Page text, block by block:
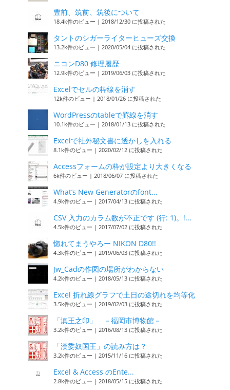
豊前、筑前、筑後について
18.4k件のビュー | 2018/12/30 に投稿された
タントのシガーライターヒューズ交換
13.2k件のビュー | 2020/05/04 に投稿された
ニコンD80 修理履歴
12.9k件のビュー | 2019/06/03 に投稿された
Excelでセルの枠線を消す
12k件のビュー | 2018/01/26 に投稿された
WordPressのtableで罫線を消す
10.1k件のビュー | 2018/01/13 に投稿された
Excelで社外秘文書に透かしを入れる
8.1k件のビュー | 2020/02/12 に投稿された
Accessフォームの枠が設定より大きくなる
6k件のビュー | 2018/06/07 に投稿された
What’s New Generatorのfont...
4.9k件のビュー | 2017/04/13 に投稿された
CSV 入力のカラム数が不正です (行: 1)。!...
4.5k件のビュー | 2017/07/02 に投稿された
惚れてまうやろー NIKON D80!!
4.3k件のビュー | 2019/06/03 に投稿された
Jw_Cadの作図の場所がわからない
4.2k件のビュー | 2018/05/13 に投稿された
Excel 折れ線グラフで土日の途切れを均等化
3.5k件のビュー | 2019/02/03 に投稿された
「滇王之印」 －福岡市博物館－
3.2k件のビュー | 2016/08/13 に投稿された
「漢委奴国王」の読み方は？
3.2k件のビュー | 2015/11/16 に投稿された
Excel & Access のEnte...
2.8k件のビュー | 2018/05/15 に投稿された